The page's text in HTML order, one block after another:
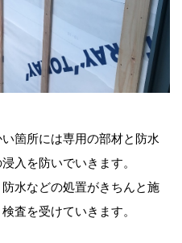
箇所には専用の部材と防水
入を防いでいきます。
水などの処置がきちんと施
査を受けていきます。